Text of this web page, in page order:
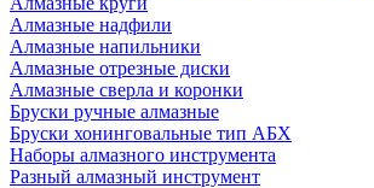
Алмазные надфили
Алмазные напильники
Алмазные отрезные диски
Алмазные сверла и коронки
Бруски ручные алмазные
Бруски хонинговальные тип АБХ
Наборы алмазного инструмента
Разный алмазный инструмент